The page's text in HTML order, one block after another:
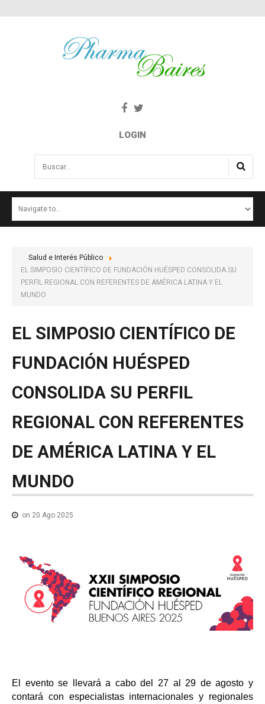
LOGIN
Buscar...
NOTICIAS
NOTICIAS MEDICAMENTOS
Salud e Interés Público
EL SIMPOSIO CIENTÍFICO DE FUNDACIÓN HUÉSPED CONSOLIDA SU
PERFIL REGIONAL CON REFERENTES DE AMÉRICA LATINA Y EL
MUNDO
EL SIMPOSIO CIENTÍFICO DE
FUNDACIÓN HUÉSPED
CONSOLIDA SU PERFIL
REGIONAL CON REFERENTES
DE AMÉRICA LATINA Y EL
MUNDO
on 20 Ago 2025
El evento se llevará a cabo del 27 al 29 de agosto y
contará con especialistas internacionales y regionales